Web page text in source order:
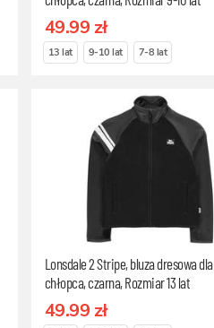
49.99 zł
13 lat 9-10 lat 7-8 lat
Lonsdale 2 Stripe, bluza dresowa dla
chłopca, czarna, Rozmiar 13 lat
49.99 zł